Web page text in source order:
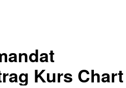
Kurs Chart